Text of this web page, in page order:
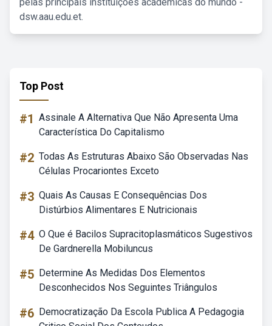
dsw.aau.edu.et.
Top Post
#1 Assinale A Alternativa Que Não Apresenta Uma
Característica Do Capitalismo
#2 Todas As Estruturas Abaixo São Observadas Nas
Células Procariontes Exceto
#3 Quais As Causas E Consequências Dos
Distúrbios Alimentares E Nutricionais
#4 O Que é Bacilos Supracitoplasmáticos Sugestivos
De Gardnerella Mobiluncus
#5 Determine As Medidas Dos Elementos
Desconhecidos Nos Seguintes Triângulos
#6 Democratização Da Escola Publica A Pedagogia